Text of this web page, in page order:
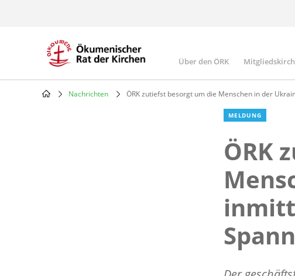
Main
navigation
Über den ÖRK
Nachrichten ÖRK zutiefst besorgt um die Menschen in der
MELDUNG
ÖRK